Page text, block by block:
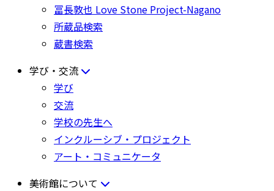
冨長敦也 Love Stone Project-Nagano
所蔵品検索
蔵書検索
学び・交流
学び
交流
学校の先生へ
インクルーシブ・プロジェクト
アート・コミュニケータ
美術館について